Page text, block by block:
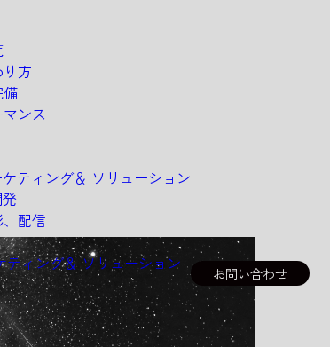
方
備
ンス
ティング＆ ソリューション
配信
ティング＆ソリューション
お問い合わせ